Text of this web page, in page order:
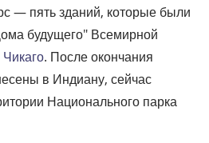
— пять зданий, которые были
будущего" Всемирной
Чикаго. После окончания
в Индиану, сейчас
Национального парка